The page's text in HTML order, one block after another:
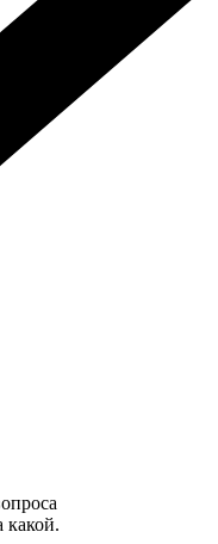
какой.